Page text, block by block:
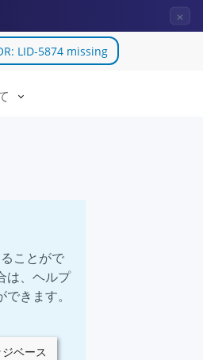
×
LID-5874 missing
ことがで
は、ヘルプ
きます。
ベース